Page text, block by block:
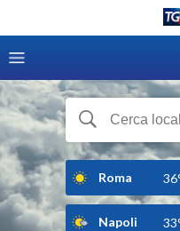
Roma
Napoli